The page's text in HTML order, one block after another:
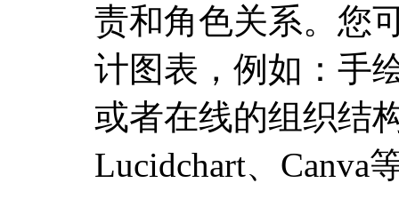
责和角色关系。您
计图表，例如：手
或者在线的组织结
Lucidchart、Canva